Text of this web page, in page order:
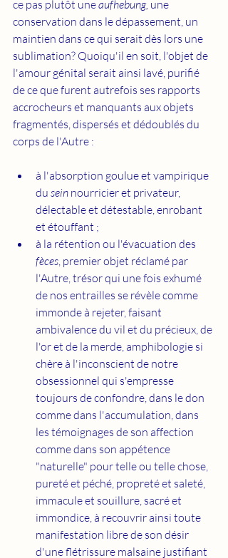
ce pas plutôt une aufhebung, une
conservation dans le dépassement, un
maintien dans ce qui serait dès lors une
sublimation? Quoiqu'il en soit, l'objet de
l'amour génital serait ainsi lavé, purifié
de ce que furent autrefois ses rapports
accrocheurs et manquants aux objets
fragmentés, dispersés et dédoublés du
corps de l'Autre :
à l'absorption goulue et vampirique
du sein nourricier et privateur,
délectable et détestable, enrobant
et étouffant ;
à la rétention ou l'évacuation des
fèces, premier objet réclamé par
l'Autre, trésor qui une fois exhumé
de nos entrailles se révèle comme
immonde à rejeter, faisant
ambivalence du vil et du précieux, de
l'or et de la merde, amphibologie si
chère à l'inconscient de notre
obsessionnel qui s'empresse
toujours de confondre, dans le don
comme dans l'accumulation, dans
les témoignages de son affection
comme dans son appétence
"naturelle" pour telle ou telle chose,
pureté et péché, propreté et saleté,
immacule et souillure, sacré et
immondice, à recouvrir ainsi toute
manifestation libre de son désir
d'une flétrissure malsaine justifiant